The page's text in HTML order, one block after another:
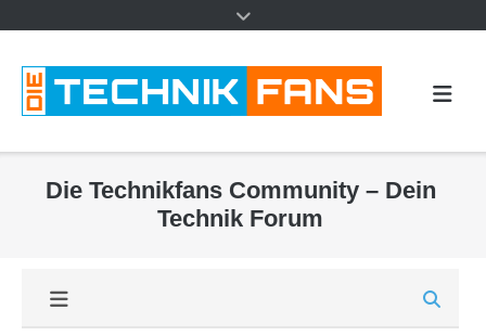
Die Technikfans Community – Dein
Technik Forum